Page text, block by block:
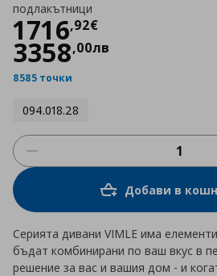
подлакътници
1716,92€
Цена1716,92 €
3358,00лв
8585 точки
094.018.28
Добави в
Серията дивани VIMLE има
бъдат комбинирани по ваш вкус в
решение за вас и вашия дом - и